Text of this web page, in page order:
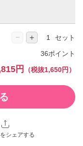
− ＋ セット
36ポイント
円 （税抜1,650円）
シェアする